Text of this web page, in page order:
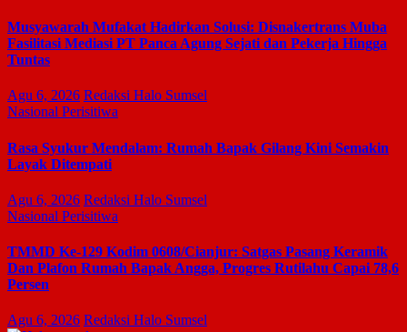
Musyawarah Mufakat Hadirkan Solusi: Disnakertrans Muba
Fasilitasi Mediasi PT Panca Agung Sejati dan Pekerja Hingga
Tuntas
Agu 6, 2026 Redaksi Halo Sumsel
Nasional Perisitiwa
Rasa Syukur Mendalam: Rumah Bapak Gilang Kini Semakin
Layak Ditempati
Agu 6, 2026 Redaksi Halo Sumsel
Nasional Perisitiwa
TMMD Ke-129 Kodim 0608/Cianjur: Satgas Pasang Keramik
Dan Plafon Rumah Bapak Angga, Progres Rutilahu Capai 78,6
Persen
Agu 6, 2026 Redaksi Halo Sumsel